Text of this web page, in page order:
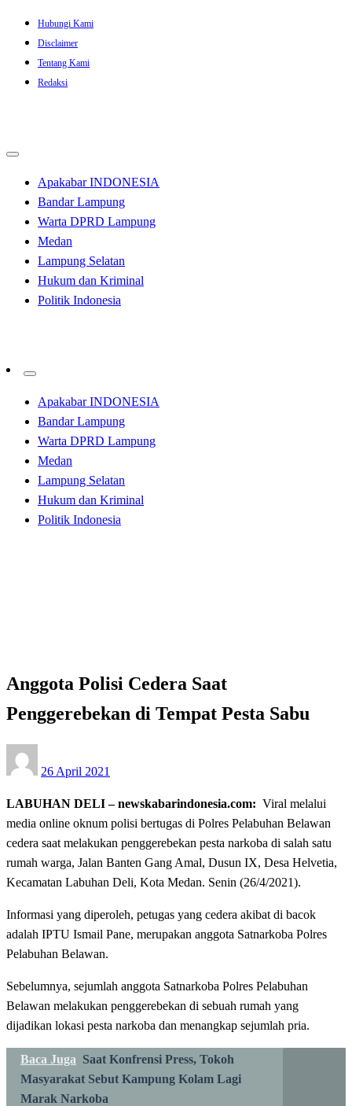
Skip
content
Hubungi Kami
Disclaimer
Tentang Kami
Redaksi
Apakabar INDONESIA
Bandar Lampung
Warta DPRD Lampung
Medan
Lampung Selatan
Hukum dan Kriminal
Politik Indonesia
Apakabar INDONESIA
Bandar Lampung
Warta DPRD Lampung
Medan
Lampung Selatan
Hukum dan Kriminal
Politik Indonesia
Anggota Polisi Cedera Saat
Penggerebekan di Tempat Pesta Sabu
on
26 April 2021
LABUHAN DELI – newskabarindonesia.com: Viral melalui
media online oknum polisi bertugas di Polres Pelabuhan Belawan
cedera saat melakukan penggerebekan pesta narkoba di salah satu
rumah warga, Jalan Banten Gang Amal, Dusun IX, Desa Helvetia,
Kecamatan Labuhan Deli, Kota Medan. Senin (26/4/2021).
Informasi yang diperoleh, petugas yang cedera akibat di bacok
adalah IPTU Ismail Pane, merupakan anggota Satnarkoba Polres
Pelabuhan Belawan.
Sebelumnya, sejumlah anggota Satnarkoba Polres Pelabuhan
Belawan melakukan penggerebekan di sebuah rumah yang
dijadikan lokasi pesta narkoba dan menangkap sejumlah pria.
Baca Juga Saat Konfrensi Press, Tokoh
Masyarakat Sebut Kampung Kolam Lagi
Marak Narkoba